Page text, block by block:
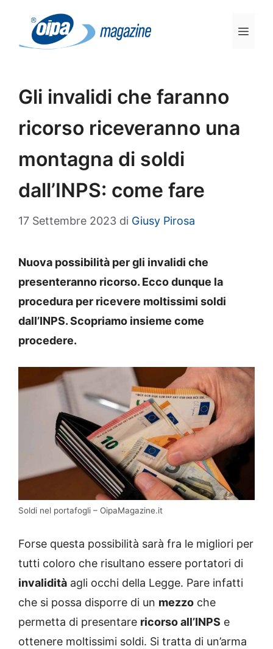
contenuto
Gli invalidi che faranno
ricorso riceveranno una
montagna di soldi
dall’INPS: come fare
17 Settembre 2023 di Giusy Pirosa
Nuova possibilità per gli invalidi che
presenteranno ricorso. Ecco dunque la
procedura per ricevere moltissimi soldi
dall’INPS. Scopriamo insieme come
procedere.
Soldi nel portafogli – OipaMagazine.it
Forse questa possibilità sarà fra le migliori per
tutti coloro che risultano essere portatori di
invalidità agli occhi della Legge. Pare infatti
che si possa disporre di un mezzo che
permetta di presentare ricorso all’INPS e
ottenere moltissimi soldi. Si tratta di un’arma